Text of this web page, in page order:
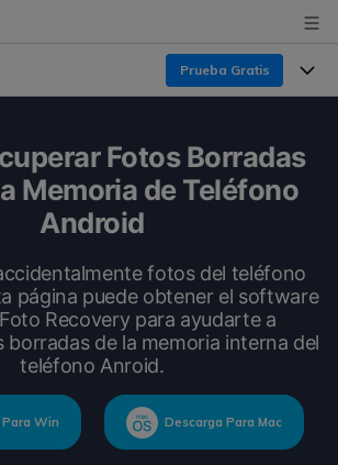
Prueba Gratis
para Windows
Pruébalo Gratis
para Mac
datos ilimitados del sistema Mac
Borrados
Exclusivas Nuevo
de Datos
Fotos Borradas
Memoria de Teléfono
Android
fotos del teléfono
página puede obtener el software
Recovery para ayudarte a
de la memoria interna del
teléfono Anroid.
Win Descarga Para Mac